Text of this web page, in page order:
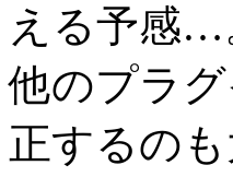
える予感…
他のプラ
正するのも